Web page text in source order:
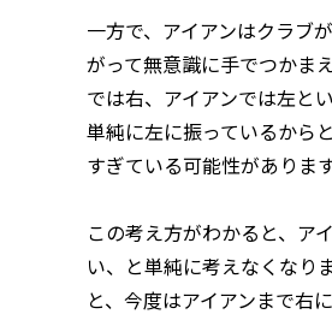
一方で、アイアンはクラブ
がって無意識に手でつかま
では右、アイアンでは左と
単純に左に振っているから
すぎている可能性があります
この考え方がわかると、ア
い、と単純に考えなくなり
と、今度はアイアンまで右